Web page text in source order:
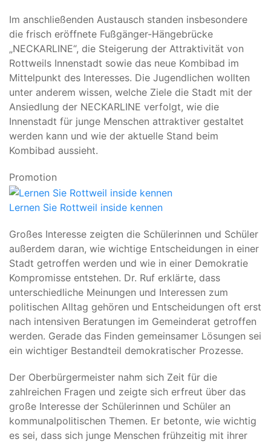
Im anschließenden Austausch standen insbesondere
die frisch eröffnete Fußgänger-Hängebrücke
„NECKARLINE“, die Steigerung der Attraktivität von
Rottweils Innenstadt sowie das neue Kombibad im
Mittelpunkt des Interesses. Die Jugendlichen wollten
unter anderem wissen, welche Ziele die Stadt mit der
Ansiedlung der NECKARLINE verfolgt, wie die
Innenstadt für junge Menschen attraktiver gestaltet
werden kann und wie der aktuelle Stand beim
Kombibad aussieht.
Promotion
Lernen Sie Rottweil inside kennen
Großes Interesse zeigten die Schülerinnen und Schüler
außerdem daran, wie wichtige Entscheidungen in einer
Stadt getroffen werden und wie in einer Demokratie
Kompromisse entstehen. Dr. Ruf erklärte, dass
unterschiedliche Meinungen und Interessen zum
politischen Alltag gehören und Entscheidungen oft erst
nach intensiven Beratungen im Gemeinderat getroffen
werden. Gerade das Finden gemeinsamer Lösungen sei
ein wichtiger Bestandteil demokratischer Prozesse.
Der Oberbürgermeister nahm sich Zeit für die
zahlreichen Fragen und zeigte sich erfreut über das
große Interesse der Schülerinnen und Schüler an
kommunalpolitischen Themen. Er betonte, wie wichtig
es sei, dass sich junge Menschen frühzeitig mit ihrer